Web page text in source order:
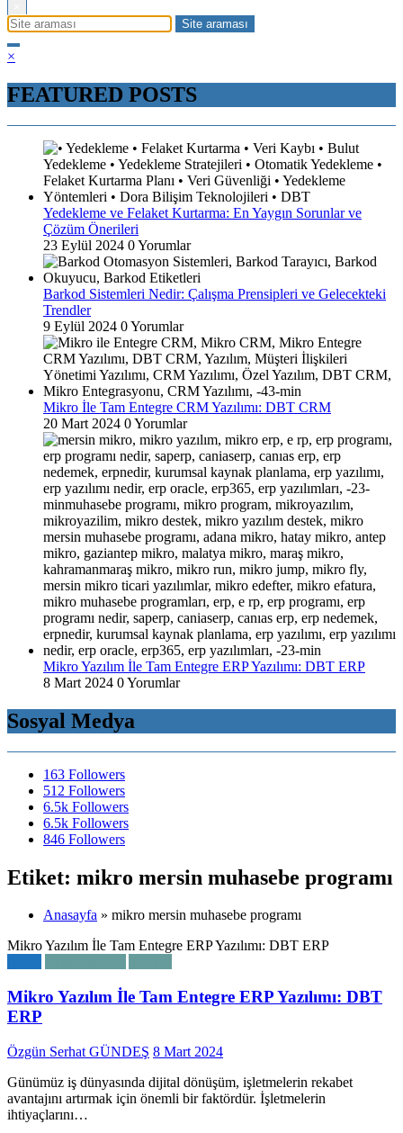
×
FEATURED POSTS
Yedekleme ve Felaket Kurtarma: En Yaygın Sorunlar ve
Çözüm Önerileri
23 Eylül 2024 0 Yorumlar
Barkod Sistemleri Nedir: Çalışma Prensipleri ve Gelecekteki
Trendler
9 Eylül 2024 0 Yorumlar
Mikro İle Tam Entegre CRM Yazılımı: DBT CRM
20 Mart 2024 0 Yorumlar
Mikro Yazılım İle Tam Entegre ERP Yazılımı: DBT ERP
8 Mart 2024 0 Yorumlar
Sosyal Medya
163 Followers
512 Followers
6.5k Followers
6.5k Followers
846 Followers
Etiket: mikro mersin muhasebe programı
Anasayfa » mikro mersin muhasebe programı
Mikro Yazılım İle Tam Entegre ERP Yazılımı: DBT ERP
Mikro Yazılım İle Tam Entegre ERP Yazılımı: DBT
ERP
Özgün Serhat GÜNDEŞ 8 Mart 2024
Günümüz iş dünyasında dijital dönüşüm, işletmelerin rekabet
avantajını artırmak için önemli bir faktördür. İşletmelerin
ihtiyaçlarını…